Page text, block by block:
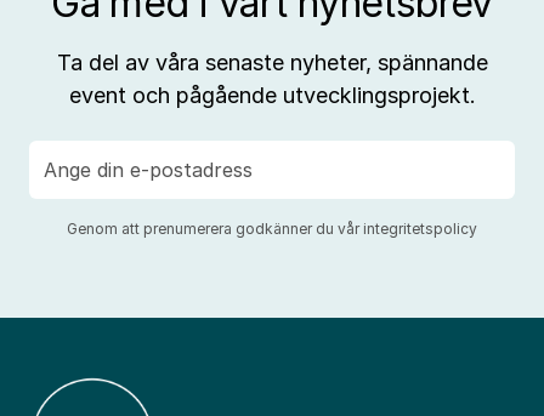
Ta del av våra senaste nyheter, spännande
event och pågående utvecklingsprojekt.
post
Genom att prenumerera godkänner du vår integritetspolicy